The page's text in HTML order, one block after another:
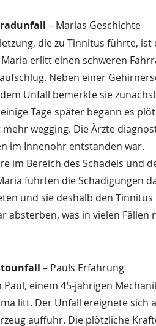
– Marias Geschichte
die zu Tinnitus führte, ist
erlitt einen schweren
Neben einer
Unfall bemerkte sie
Tage später begann es
wegging. Die Ärzte
im Innenohr entstanden war.
im Bereich des Schädels und
führten die Schädigungen
und sie deshalb den Tinnitus
absterben, was in vielen Fällen
– Pauls Erfahrung
einem 45-jährigen
litt. Der Unfall ereignete sich
auffuhr. Die plötzliche